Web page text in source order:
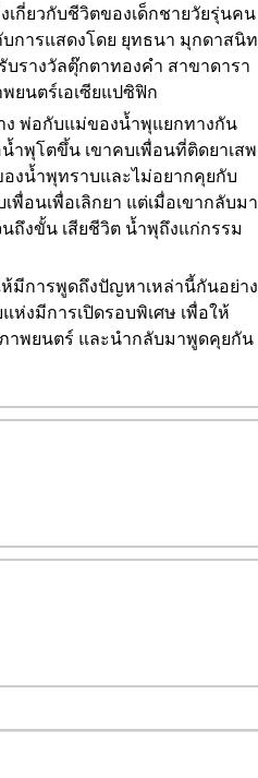
เกี่ยวกับชีวิตของเด็กชายวัยรุ่นคน
บการแสดงโดย ยุทธนา มุกดาสนิท
รางวัลตุ๊กตาทองคำ สาขาดารา
ยนตร์เอเซียแปซิฟิก
ง พ่อกับแม่ของน้ำพุแยกทางกัน
น้ำพุโตขึ้น เขาคบเพื่อนที่ติดยาเสพ
องน้ำพุทราบและไม่อยากคุยกับ
อนเพื่อเลิกยา แต่เมื่อเขากลับมา
ถึงขั้น เสียชีวิต น้ำพุถึงแก่กรรม
มีการพูดถึงปัญหาเหล่านี้กันอย่าง
ห่งมีการเปิดรอบพิเศษ เพื่อให้
ภาพยนตร์ และนำกลับมาพูดคุยกัน